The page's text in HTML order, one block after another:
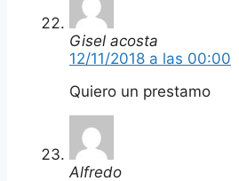
Gisel acosta
12/11/2018 a las 00:00
Quiero un prestamo
Alfredo